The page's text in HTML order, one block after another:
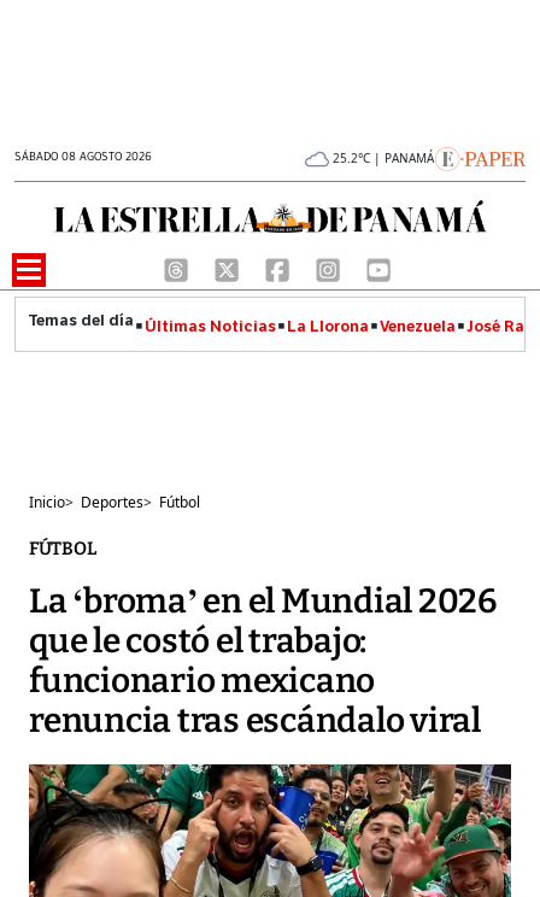
SÁBADO 08 AGOSTO 2026 25.2°C | PANAMÁ
Últimas Noticias La Llorona Venezuela José
Inicio> Deportes> Fútbol
FÚTBOL
La ‘broma’ en el Mundial 2026
que le costó el trabajo:
funcionario mexicano
renuncia tras escándalo viral